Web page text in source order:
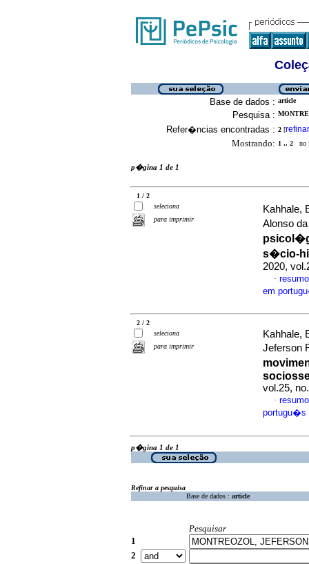
Base de dados : article
Pesquisa :
Refer�ncias encontradas : 2 [refinar
Mostrando: 1 .. 2 no
p�gina 1 de 1
1 / 2
seleciona
para imprimir
Kahhale,
Alonso
s�cio-
2020,
·
em
2 / 2
seleciona
para imprimir
Kahhale,
Jeferson
vol.25,
·
portugu�s
p�gina 1 de 1
Refinar a pesquisa
Base de dados : article
Pesquisar
1
2